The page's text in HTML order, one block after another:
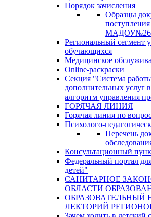
Порядок зачисления
Образцы
Региональный сегмент
обучающихся
Медицинское
Online-раскраски
Секция "Система
дополнительных
алгоритм управления
ГОРЯЧАЯ ЛИНИЯ
Горячая линия по
Психолого-
Перечень
Консультационный
Федеральный портал
детей"
САНИТАРНОЕ
ОБЛАСТИ
ОБРАЗОВАТЕЛЬНЫЙ
ЛЕКТОРИЙ